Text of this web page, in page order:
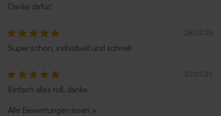
Danke dafür!
28.07.26
Super schön, individuell und schnell
22.07.26
Einfach alles toll, danke
Alle Bewertungen lesen >